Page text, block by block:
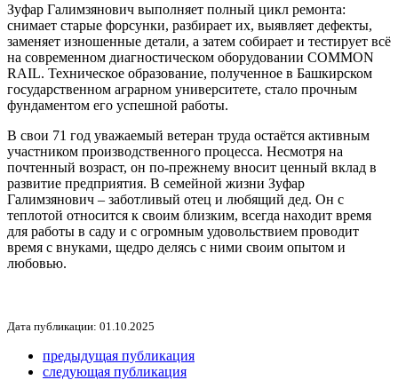
Зуфар Галимзянович выполняет полный цикл ремонта:
снимает старые форсунки, разбирает их, выявляет дефекты,
заменяет изношенные детали, а затем собирает и тестирует всё
на современном диагностическом оборудовании COMMON
RAIL. Техническое образование, полученное в Башкирском
государственном аграрном университете, стало прочным
фундаментом его успешной работы.
В свои 71 год уважаемый ветеран труда остаётся активным
участником производственного процесса. Несмотря на
почтенный возраст, он по-прежнему вносит ценный вклад в
развитие предприятия. В семейной жизни Зуфар
Галимзянович – заботливый отец и любящий дед. Он с
теплотой относится к своим близким, всегда находит время
для работы в саду и с огромным удовольствием проводит
время с внуками, щедро делясь с ними своим опытом и
любовью.
Дата публикации: 01.10.2025
предыдущая публикация
следующая публикация